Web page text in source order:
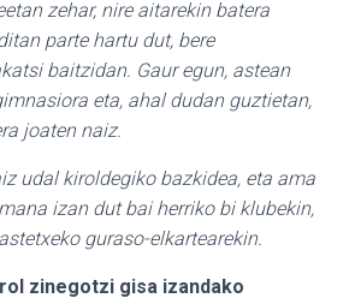
zehar, nire aitarekin batera
parte hartu dut, bere
baitzidan. Gaur egun, astean
eta, ahal dudan guztietan,
joaten naiz.
udal kiroldegiko bazkidea, eta ama
izan dut bai herriko bi klubekin,
guraso-elkartearekin.
zinegotzi gisa izandako